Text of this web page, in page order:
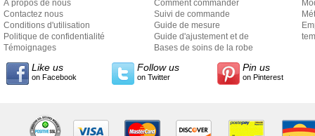
À propos de nous
Contactez nous
Conditions d'utilisation
Politique de confidentialité
Témoignages
Comment commander
Suivi de commande
Guide de mesure
Guide d'ajustement et de
style
Bases de soins de la robe
Like us
on Facebook
Follow us
on Twitter
Pin us
on Pinterest